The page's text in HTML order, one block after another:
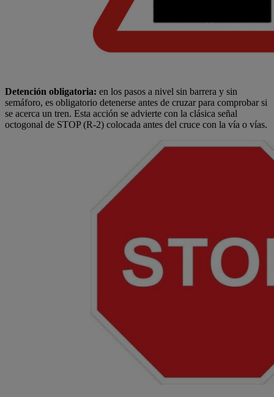
Detención obligatoria: en los pasos a nivel sin barrera y sin
semáforo, es obligatorio detenerse antes de cruzar para comprobar si
se acerca un tren. Esta acción se advierte con la clásica señal
octogonal de STOP (R-2) colocada antes del cruce con la vía o vías.